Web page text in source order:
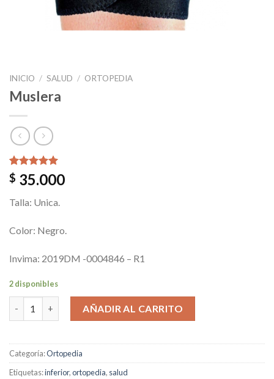
INICIO / SALUD / ORTOPEDIA
Muslera
Valorado
5.00sobre
en
1
$ 35.000
Talla: Unica.
Color: Negro.
Invima: 2019DM -0004846 – R1
2 disponibles
AÑADIR AL CARRITO
Categoría:Ortopedia
Etiquetas:inferior,ortopedia, salud